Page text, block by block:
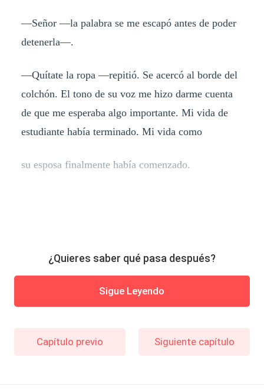
—Señor —la palabra se me escapó antes de poder
detenerla—.
—Quítate la ropa —repitió. Se acercó al borde del
colchón. El tono de su voz me hizo darme cuenta
de que me esperaba algo importante. Mi vida de
estudiante había terminado. Mi vida como
su esposa finalmente había comenzado.
¿Quieres saber qué pasa después?
Sigue Leyendo
Capítulo previo Siguiente capítulo